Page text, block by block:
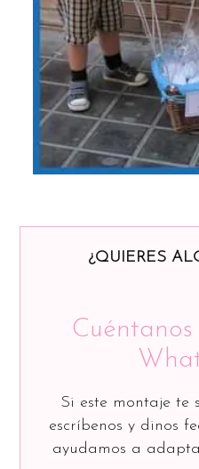
¿QUIERES
Si este montaje te
escríbenos y dinos
ayudamos a